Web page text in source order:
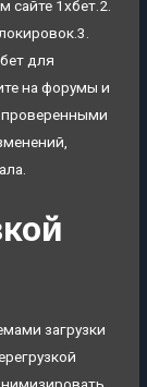
сайте 1хбет.2.
для
на форумы и
проверенными
загрузки